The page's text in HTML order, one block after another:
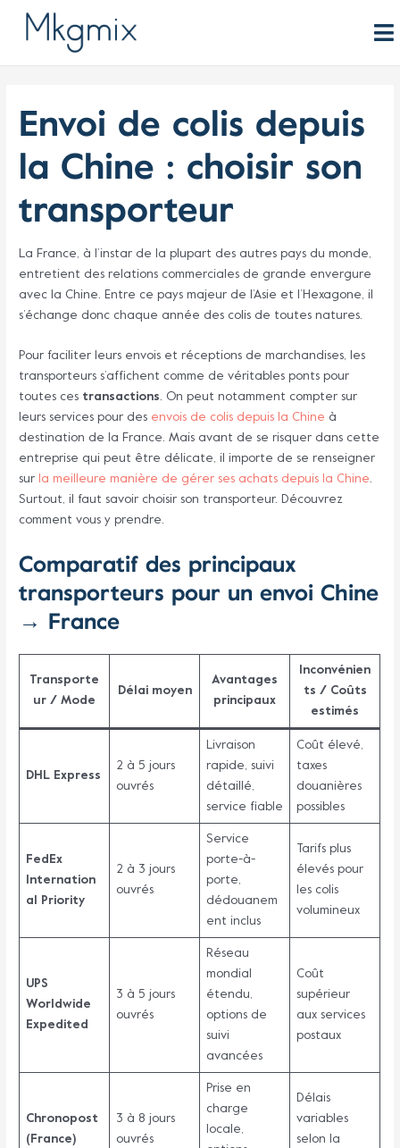
Envoi de colis depuis
la Chine : choisir son
transporteur
La France, à l’instar de la plupart des autres pays du monde,
entretient des relations commerciales de grande envergure
avec la Chine. Entre ce pays majeur de l’Asie et l’Hexagone, il
s’échange donc chaque année des colis de toutes natures.
Pour faciliter leurs envois et réceptions de marchandises, les
transporteurs s’affichent comme de véritables ponts pour
toutes ces transactions. On peut notamment compter sur
leurs services pour des envois de colis depuis la Chine à
destination de la France. Mais avant de se risquer dans cette
entreprise qui peut être délicate, il importe de se renseigner
sur
la meilleure manière de gérer ses achats depuis la Chine.
Surtout, il faut savoir choisir son transporteur. Découvrez
comment vous y prendre.
Comparatif des principaux
transporteurs pour un envoi Chine
→ France
Transporte
ur / Mode
Délai moyen
Avantages
principaux
Inconvénien
ts / Coûts
estimés
DHL Express
2 à 5 jours
ouvrés
Livraison
rapide, suivi
détaillé,
service fiable
Coût élevé,
taxes
douanières
possibles
FedEx
Internation
al Priority
2 à 3 jours
ouvrés
Service
porte-à-
porte,
dédouanem
ent inclus
Tarifs plus
élevés pour
les colis
volumineux
UPS
Worldwide
Expedited
3 à 5 jours
ouvrés
Réseau
mondial
étendu,
options de
suivi
avancées
Coût
supérieur
aux services
postaux
Chronopost
(France)
3 à 8 jours
ouvrés
Prise en
charge
locale,
Délais
variables
selon la